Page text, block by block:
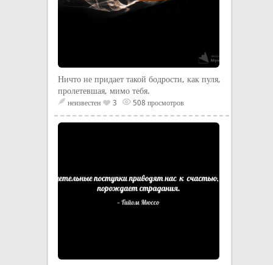
Ничто не придает такой бодрости, как пуля,
пролетевшая, мимо тебя.
неизвестен 3 508 просмотров